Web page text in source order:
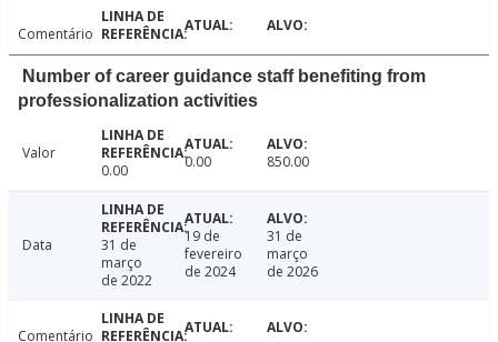
Comentário
Number of career guidance staff benefiting from
professionalization activities
Valor
0.00
0.00 850.00
Data
31 de
março
de 2022
19 de
fevereiro
de 2024
31 de
março
de 2026
Comentário